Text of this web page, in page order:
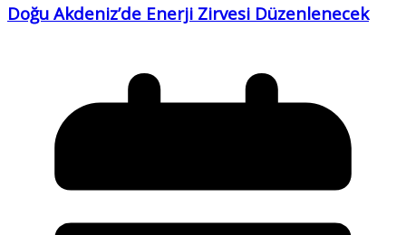
Doğu Akdeniz’de Enerji Zirvesi Düzenlenecek